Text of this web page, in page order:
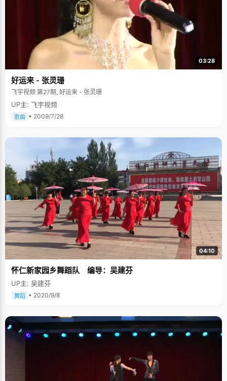
03:28
好运来 - 张灵珊
飞宇视频 第27期, 好运来 - 张灵珊
UP主: 飞宇视频
歌曲 • 2009/7/28
04:10
怀仁新家园乡舞蹈队 编导：吴建芬
UP主: 吴建芬
舞蹈 • 2020/9/8